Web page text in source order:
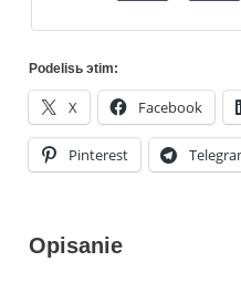
Podelisь эtim:
X Facebook
Pinterest
Opisanie